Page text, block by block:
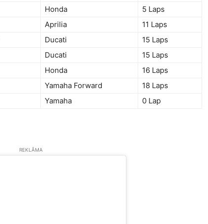
Honda
5 Laps
Aprilia
11 Laps
Ducati
15 Laps
Ducati
15 Laps
Honda
16 Laps
Yamaha Forward
18 Laps
Yamaha 0 Lap
REKLĀMA